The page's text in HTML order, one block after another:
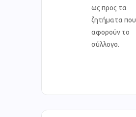
ως προς τα
ζητήματα που
αφορούν το
σύλλογο.